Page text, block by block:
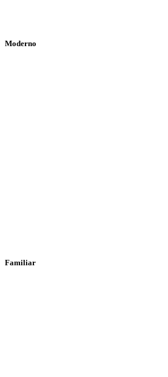
Moderno
Familiar